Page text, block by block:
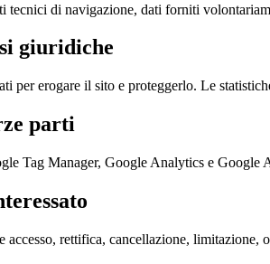
tecnici di navigazione, dati forniti
giuridiche
per erogare il sito e proteggerlo. Le
parti
Tag Manager, Google Analytics e Google
accesso, rettifica, cancellazione,